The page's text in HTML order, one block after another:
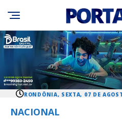
RONDÔNIA, SEXTA, 07 DE
NACIONAL